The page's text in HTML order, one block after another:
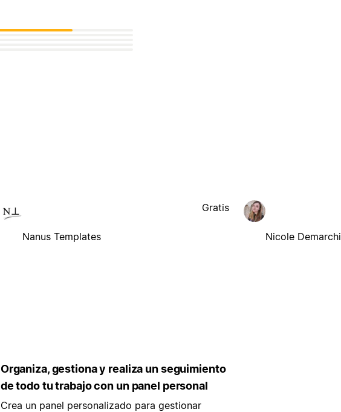
Nanus Templates
Gratis
Nicole Demarchi
Organiza, gestiona y realiza un seguimiento
de todo tu trabajo con un panel personal
Crea un panel personalizado para gestionar